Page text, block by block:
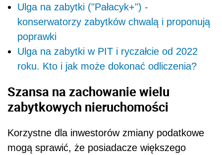
Ulga na zabytki ("Pałacyk+") -
konserwatorzy zabytków chwalą i proponują
poprawki
Ulga na zabytki w PIT i ryczałcie od 2022
roku. Kto i jak może dokonać odliczenia?
Szansa na zachowanie wielu
zabytkowych nieruchomości
Korzystne dla inwestorów zmiany podatkowe
mogą sprawić, że posiadacze większego